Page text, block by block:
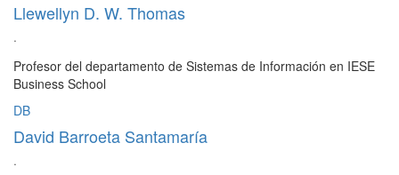
Llewellyn D. W. Thomas
·
Profesor del departamento de Sistemas de Información en IESE
Business School
DB
David Barroeta Santamaría
·